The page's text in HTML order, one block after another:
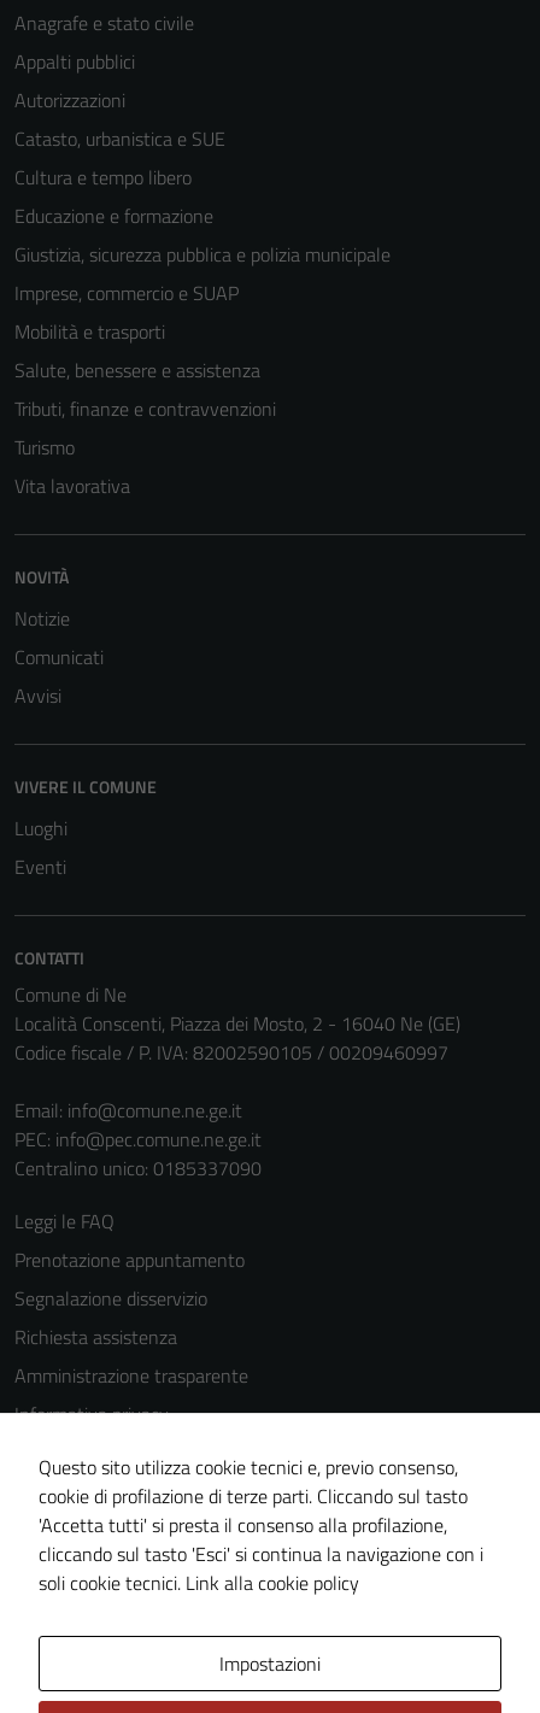
Anagrafe e stato civile
Appalti pubblici
Autorizzazioni
Catasto, urbanistica e SUE
Cultura e tempo libero
Educazione e formazione
Giustizia, sicurezza pubblica e polizia municipale
Imprese, commercio e SUAP
Mobilità e trasporti
Salute, benessere e assistenza
Tributi, finanze e contravvenzioni
Turismo
Vita lavorativa
NOVITÀ
Notizie
Comunicati
Avvisi
VIVERE IL COMUNE
Luoghi
Eventi
CONTATTI
Comune di Ne
Località Conscenti, Piazza dei Mosto, 2 - 16040 Ne (GE)
Codice fiscale / P. IVA: 82002590105 / 00209460997
Email: info@comune.ne.ge.it
PEC: info@pec.comune.ne.ge.it
Centralino unico: 0185337090
Leggi le FAQ
Prenotazione appuntamento
Segnalazione disservizio
Richiesta assistenza
Amministrazione trasparente
Informativa privacy
Cookie Policy
Note legali
Dichiarazione di accessibilità
Piano di miglioramento del sito
Questo sito utilizza cookie tecnici e, previo consenso,
cookie di profilazione di terze parti. Cliccando sul tasto
'Accetta tutti' si presta il consenso alla profilazione,
cliccando sul tasto 'Esci' si continua la navigazione con i
soli cookie tecnici. Link alla cookie policy
Impostazioni
sono necessari
personali.